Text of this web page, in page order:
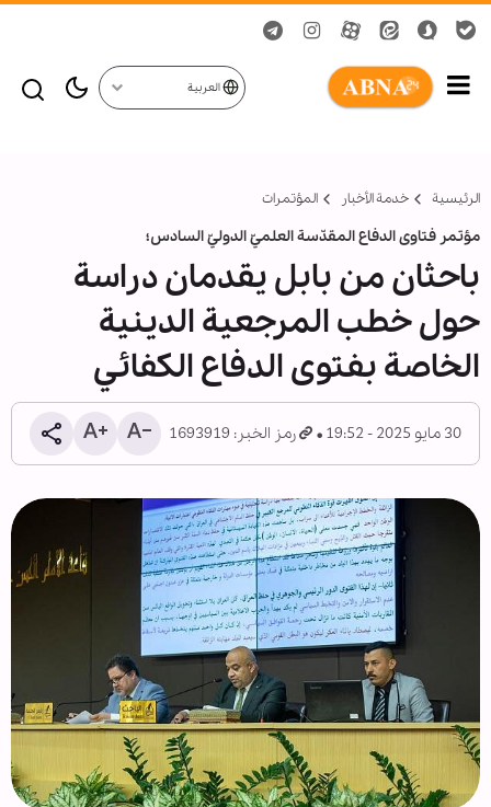
العربية
الرئيسية خدمة الأخبار المؤتمرات
مؤتمر فتاوى الدفاع المقدّسة العلميّ الدوليّ السادس؛
باحثان من بابل يقدمان دراسة
حول خطب المرجعية الدينية
الخاصة بفتوى الدفاع الكفائي
30 مايو 2025 - 19:52 رمز الخبر: 1693919